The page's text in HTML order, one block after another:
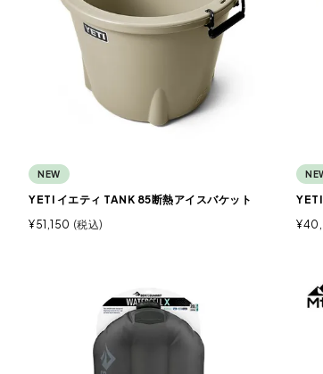
NEW
YETI イエティ TANK 85断熱アイスバケット
¥51,150 税込
¥